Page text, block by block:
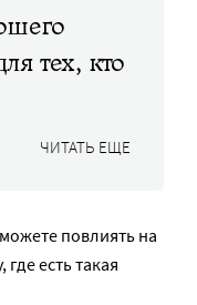
тех, кто
ЧИТАТЬ ЕЩЕ
повлиять на
есть такая